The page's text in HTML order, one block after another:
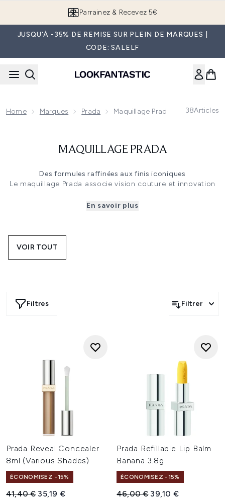
Parrainez & Recevez 5€
JUSQU'À -35% DE REMISE SUR PLEIN DE MARQUES |
CODE: SALELF
Home Marques Prada Maquillage Prada 38Articles
MAQUILLAGE PRADA
Des formules raffinées aux finis iconiques
Le maquillage Prada associe vision couture et innovation
à la fois la peau et l’expression de soi. Cette collection
sophistiquées, pensés pour équilibrer l’art du défilé et le
mouvements de la peau. Les baumes et rouges à lèvres
Eyeshadow Palettes dévoilent des harmonies
architecturales et des finis polyvalents, tandis que le
mascara Pradascope apporte longueur et volume sans
paquets. Eyeliners crémeux et illuminateurs viennent
parfaire le look avec une touche moderne et lumineuse.
Pensés dans une démarche plus durable, de nombreux
produits Prada sont rechargeables, mêlant design avant-
formule reflète l’esthétique emblématique de la maison :
intelligente, audacieuse et sophistiquée.
Que vous composiez une routine minimaliste ou
recherchiez une pièce beauté signature, le maquillage
Prada offre performance, créativité et prestige à chaque
geste.
En savoir plus
VOIR TOUT
Filtres Filtrer
Prada Reveal Concealer
8ml (Various Shades)
ÉCONOMISEZ -15%
Prix de vente :
41,40 € Prix ​​actuel :
35,19 €
Prada Refillable Lip Balm
Banana 3.8g
ÉCONOMISEZ -15%
Prix de vente :
46,00 € Prix ​​actuel :
39,10 €